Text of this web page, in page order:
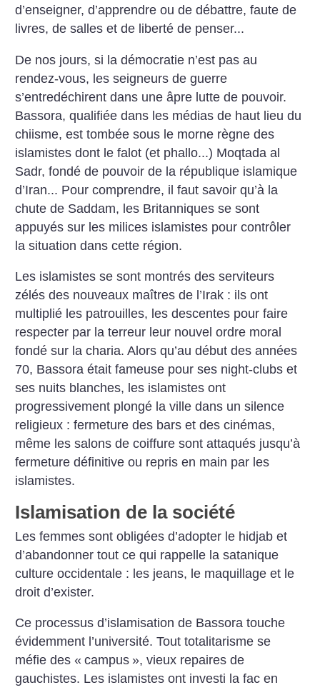
d’enseigner, d’apprendre ou de débattre, faute de
livres, de salles et de liberté de penser...
De nos jours, si la démocratie n’est pas au
rendez-vous, les seigneurs de guerre
s’entredéchirent dans une âpre lutte de pouvoir.
Bassora, qualifiée dans les médias de haut lieu du
chiisme, est tombée sous le morne règne des
islamistes dont le falot (et phallo...) Moqtada al
Sadr, fondé de pouvoir de la république islamique
d’Iran... Pour comprendre, il faut savoir qu’à la
chute de Saddam, les Britanniques se sont
appuyés sur les milices islamistes pour contrôler
la situation dans cette région.
Les islamistes se sont montrés des serviteurs
zélés des nouveaux maîtres de l’Irak : ils ont
multiplié les patrouilles, les descentes pour faire
respecter par la terreur leur nouvel ordre moral
fondé sur la charia. Alors qu’au début des années
70, Bassora était fameuse pour ses night-clubs et
ses nuits blanches, les islamistes ont
progressivement plongé la ville dans un silence
religieux : fermeture des bars et des cinémas,
même les salons de coiffure sont attaqués jusqu’à
fermeture définitive ou repris en main par les
islamistes.
Islamisation de la société
Les femmes sont obligées d’adopter le hidjab et
d’abandonner tout ce qui rappelle la satanique
culture occidentale : les jeans, le maquillage et le
droit d’exister.
Ce processus d’islamisation de Bassora touche
évidemment l’université. Tout totalitarisme se
méfie des « campus », vieux repaires de
gauchistes. Les islamistes ont investi la fac en